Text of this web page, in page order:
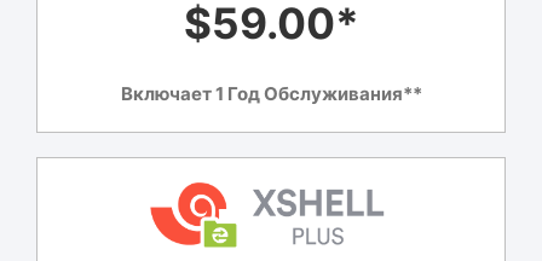
$59.00*
Включает 1 Год Обслуживания**